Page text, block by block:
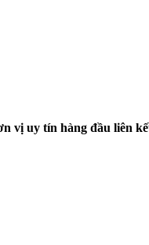
vị uy tín hàng đầu liên